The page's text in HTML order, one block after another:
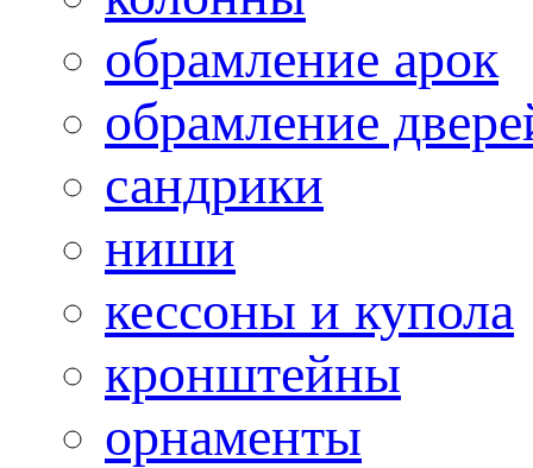
обрамление арок
обрамление
сандрики
ниши
кессоны и купола
кронштейны
орнаменты